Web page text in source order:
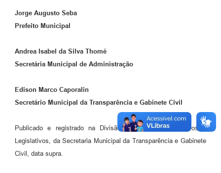
Jorge Augusto Seba
Prefeito Municipal
Andrea Isabel da Silva Thomé
Secretária Municipal de Administração
Edison Marco Caporalin
Secretário Municipal da Transparência e Gabinete Civil
Publicado e registrado na Divisão de Atos Administrativos e
Legislativos, da Secretaria Municipal da Transparência e Gabinete
Civil, data supra.